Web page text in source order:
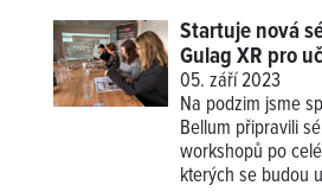
Startuje nová
Gulag XR pro
05. září 2023
Na podzim jsme
Bellum připravili
workshopů po
kterých se budou